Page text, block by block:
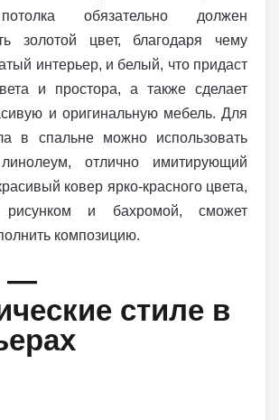
обязательно должен
золотой цвет, благодаря чему
интерьер, и белый, что придаст
и простора, а также сделает
и оригинальную мебель. Для
в спальне можно использовать
отлично имитирующий
ковер ярко-красного цвета,
рисунком и бахромой, сможет
композицию.
—
стиле в